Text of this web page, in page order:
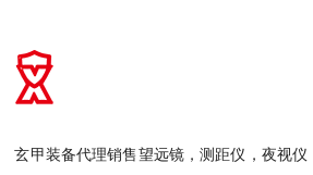
玄甲装备代理销售望远镜，测距仪，夜视仪